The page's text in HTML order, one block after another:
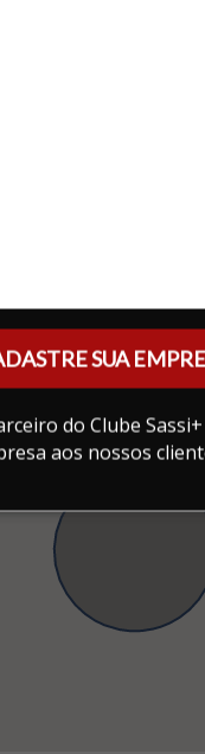
SUA
do Clube
aos nossos